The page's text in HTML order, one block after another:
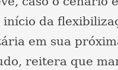
início da
em sua
reitera que